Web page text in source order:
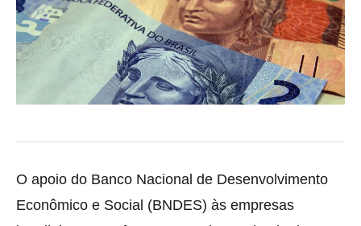
O apoio do Banco Nacional de Desenvolvimento
Econômico e Social (BNDES) às empresas